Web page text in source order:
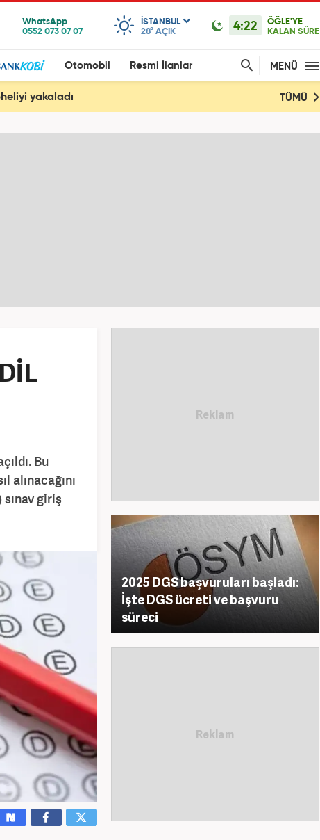
ISTANBUL
28° AÇIK 4:22
ÖĞLE'YE
KALAN SÜRE
Otomobil Resmi İlanlar MENÜ
yakaladı TÜMÜ
Bu
alınacağını
giriş
2025 DGS başvuruları başladı:
İşte DGS ücreti ve başvuru
süreci